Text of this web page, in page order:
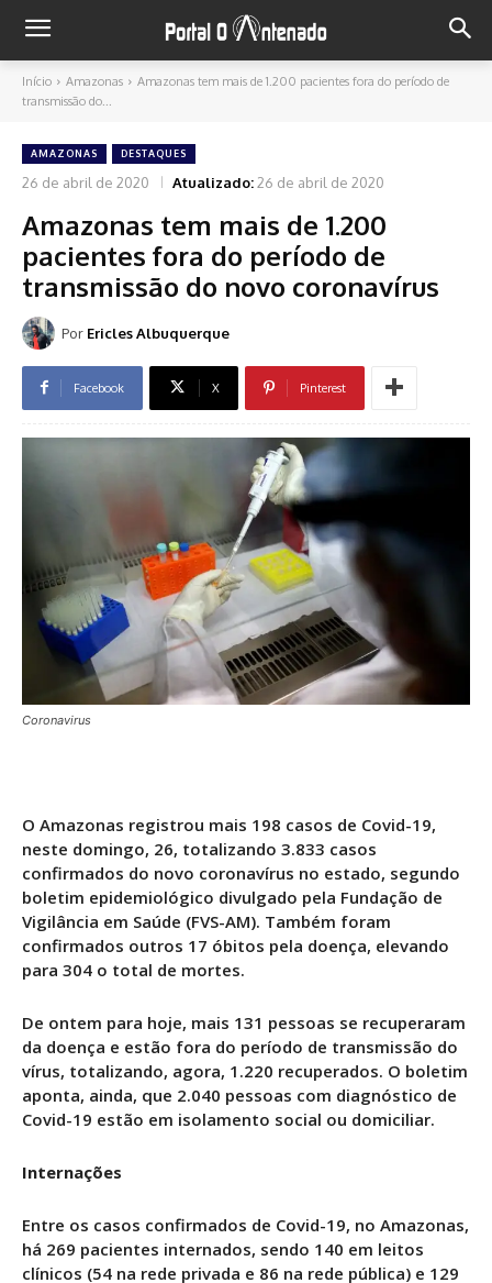
Início Amazonas
Amazonas tem mais de 1.200 pacientes fora do período de
transmissão do...
AMAZONAS DESTAQUES
26 de abril de 2020 Atualizado:26 de abril de 2020
Amazonas tem mais de 1.200
pacientes fora do período de
transmissão do novo coronavírus
Por Ericles Albuquerque
Facebook X Pinterest
Coronavirus
O Amazonas registrou mais 198 casos de Covid-19,
neste domingo, 26, totalizando 3.833 casos
confirmados do novo coronavírus no estado, segundo
boletim epidemiológico divulgado pela Fundação de
Vigilância em Saúde (FVS-AM). Também foram
confirmados outros 17 óbitos pela doença, elevando
para 304 o total de mortes.
De ontem para hoje, mais 131 pessoas se recuperaram
da doença e estão fora do período de transmissão do
vírus, totalizando, agora, 1.220 recuperados. O boletim
aponta, ainda, que 2.040 pessoas com diagnóstico de
Covid-19 estão em isolamento social ou domiciliar.
Internações
Entre os casos confirmados de Covid-19, no Amazonas,
há 269 pacientes internados, sendo 140 em leitos
clínicos (54 na rede privada e 86 na rede pública) e 129